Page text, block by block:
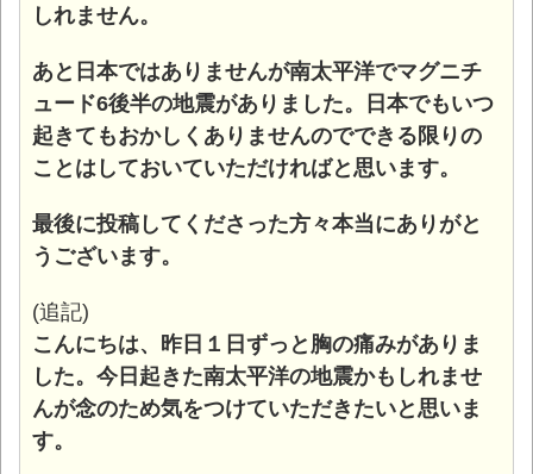
しれません。
あと日本ではありませんが南太平洋でマグニチ
ュード6後半の地震がありました。日本でもいつ
起きてもおかしくありませんのでできる限りの
ことはしておいていただければと思います。
最後に投稿してくださった方々本当にありがと
うございます。
(追記)
こんにちは、昨日１日ずっと胸の痛みがありま
した。今日起きた南太平洋の地震かもしれませ
んが念のため気をつけていただきたいと思いま
す。